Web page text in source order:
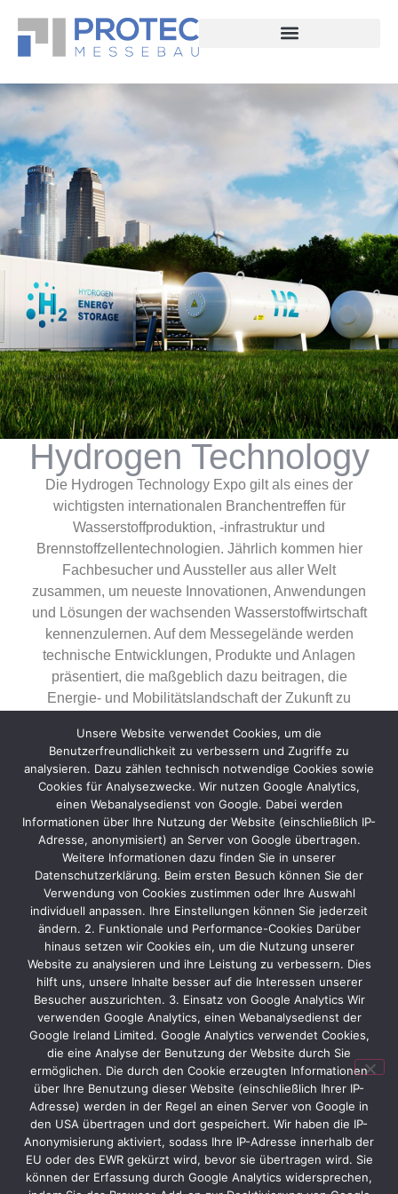
Hydrogen Technology
Die Hydrogen Technology Expo gilt als eines der
wichtigsten internationalen Branchentreffen für
Wasserstoffproduktion, -infrastruktur und
Brennstoffzellentechnologien. Jährlich kommen hier
Fachbesucher und Aussteller aus aller Welt
zusammen, um neueste Innovationen, Anwendungen
und Lösungen der wachsenden Wasserstoffwirtschaft
kennenzulernen. Auf dem Messegelände werden
technische Entwicklungen, Produkte und Anlagen
präsentiert, die maßgeblich dazu beitragen, die
Energie- und Mobilitätslandschaft der Zukunft zu
Die kommende Hydrogen Technology Expo bietet
Unternehmen eine herausragende Plattform für
Austausch, Wissenstransfer und neue
Geschäftsmöglichkeiten – ein zentraler Termin für alle,
die in den Bereichen Wasserstofftechnologie,
Energietechnik und nachhaltige Industrieprozesse
tätig sind.
Ein erfolgreicher Messeauftritt beginnt bereits mit der
Wahl eines kompetenten Messebau-Partners.
Wir von Protec Messebau unterstützen seit vielen
Jahren Kunden auf führenden Technologie- und
Energiemessen. Gemeinsam entwickeln wir ein
maßgeschneidertes Standkonzept, das Ihr
Unternehmen optimal präsentiert und Ihre Marke
wirkungsvoll in Szene setzt.
Von der ersten Beratung über die kreative Gestaltung
bis hin zum Aufbau und der schlüsselfertigen
Übergabe übernehmen wir sämtliche Schritte –
präzise, termingerecht und mit höchstem
Qualitätsanspruch.
Unsere Website verwendet Cookies, um die
Benutzerfreundlichkeit zu verbessern und Zugriffe zu
analysieren. Dazu zählen technisch notwendige Cookies sowie
Cookies für Analysezwecke. Wir nutzen Google Analytics,
einen Webanalysedienst von Google. Dabei werden
Informationen über Ihre Nutzung der Website (einschließlich IP-
Adresse, anonymisiert) an Server von Google übertragen.
Weitere Informationen dazu finden Sie in unserer
Datenschutzerklärung. Beim ersten Besuch können Sie der
Verwendung von Cookies zustimmen oder Ihre Auswahl
individuell anpassen. Ihre Einstellungen können Sie jederzeit
ändern. 2. Funktionale und Performance-Cookies Darüber
hinaus setzen wir Cookies ein, um die Nutzung unserer
Website zu analysieren und ihre Leistung zu verbessern. Dies
hilft uns, unsere Inhalte besser auf die Interessen unserer
Besucher auszurichten. 3. Einsatz von Google Analytics Wir
verwenden Google Analytics, einen Webanalysedienst der
Google Ireland Limited. Google Analytics verwendet Cookies,
die eine Analyse der Benutzung der Website durch Sie
ermöglichen. Die durch den Cookie erzeugten Informationen
über Ihre Benutzung dieser Website (einschließlich Ihrer IP-
Adresse) werden in der Regel an einen Server von Google in
den USA übertragen und dort gespeichert. Wir haben die IP-
Anonymisierung aktiviert, sodass Ihre IP-Adresse innerhalb der
EU oder des EWR gekürzt wird, bevor sie übertragen wird. Sie
können der Erfassung durch Google Analytics widersprechen,